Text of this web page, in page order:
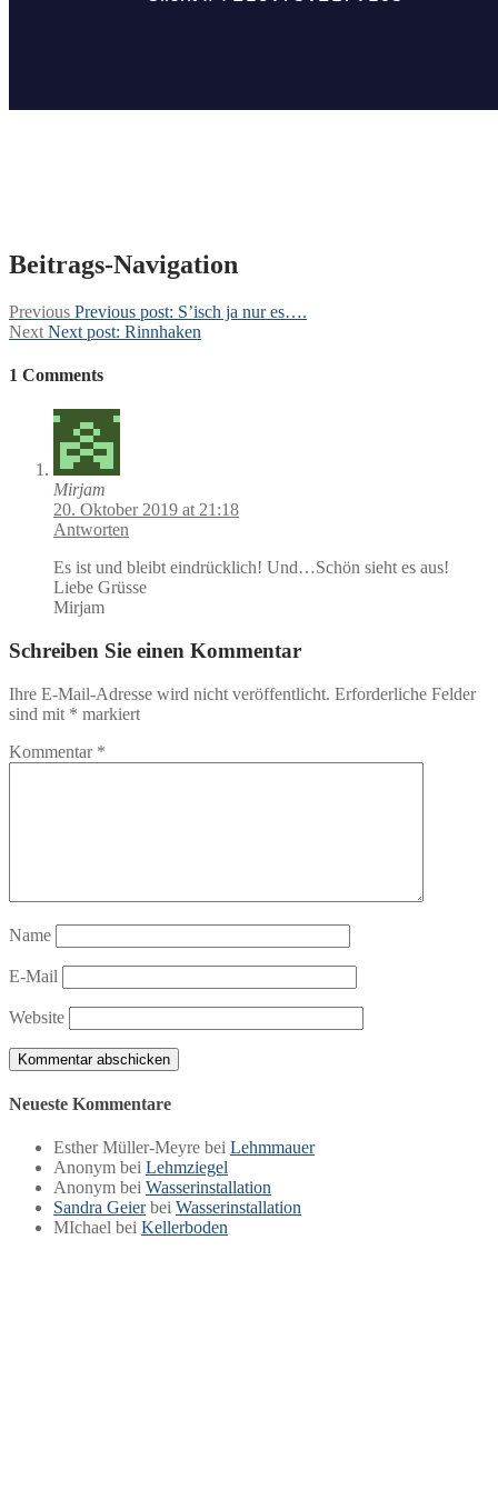
Beitrags-Navigation
Previous Previous post: S’isch ja nur es….
Next Next post: Rinnhaken
1 Comments
Mirjam
20. Oktober 2019 at 21:18
Antworten
Es ist und bleibt eindrücklich! Und…Schön sieht es aus!
Liebe Grüsse
Mirjam
Schreiben Sie einen Kommentar
Ihre E-Mail-Adresse wird nicht veröffentlicht. Erforderliche Felder
sind mit * markiert
Kommentar *
Name
E-Mail
Website
Neueste Kommentare
Esther Müller-Meyre bei Lehmmauer
Anonym bei Lehmziegel
Anonym bei Wasserinstallation
Sandra Geierbei Wasserinstallation
MIchael bei Kellerboden